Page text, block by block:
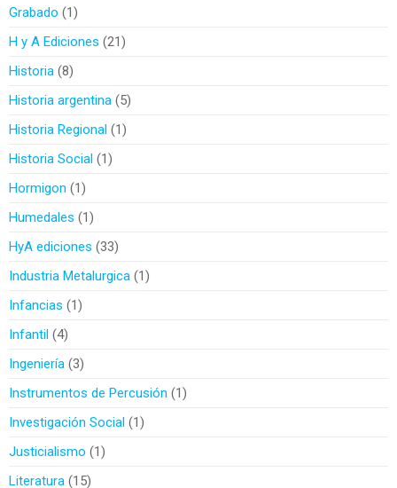
Grabado
1
H y A Ediciones 21
Historia 8
Historia argentina 5
Historia Regional 1
Historia Social 1
Hormigon
1
Humedales
1
HyA ediciones 33
Industria Metalurgica 1
Infancias
1
Infantil 4
Ingeniería 3
Instrumentos de Percusión
1
Investigación Social 1
Justicialismo
1
Literatura 15